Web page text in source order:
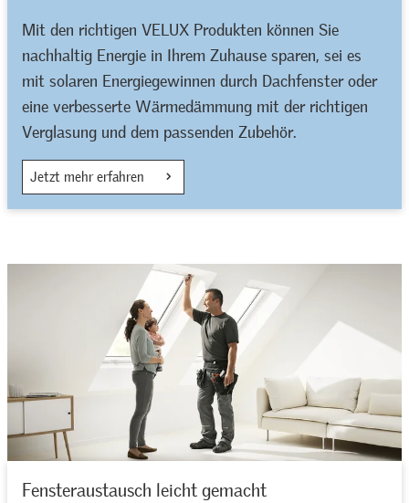
Mit den richtigen VELUX Produkten können Sie
nachhaltig Energie in Ihrem Zuhause sparen, sei es
mit solaren Energiegewinnen durch Dachfenster oder
eine verbesserte Wärmedämmung mit der richtigen
Verglasung und dem passenden Zubehör.
Jetzt mehr erfahren
Fensteraustausch leicht gemacht